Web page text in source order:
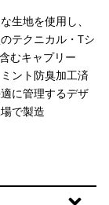
生地を使用し、
テクニカル・Tシ
むキャプリー
ント防臭加工済
に管理するデザ
で製造